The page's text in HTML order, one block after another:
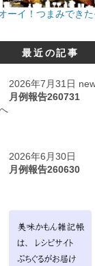
オーイ！つまみできた
最近の記事
2026年7月31日
月例報告260731
2026年6月30日
月例報告260630